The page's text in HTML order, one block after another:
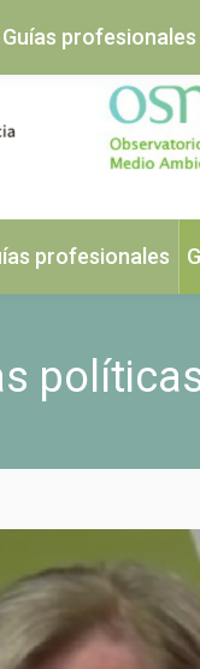
profesionales
Guías profesionales